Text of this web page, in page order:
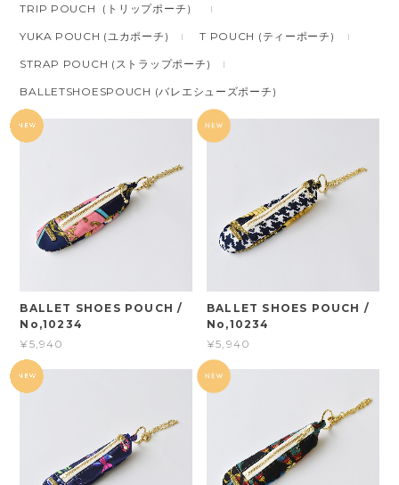
TRIP POUCH（トリップポーチ）
YUKA POUCH (ユカポーチ) T POUCH (ティーポーチ)
STRAP POUCH (ストラップポーチ)
BALLETSHOESPOUCH (バレエシューズポーチ)
BALLET SHOES POUCH /
No,10234
¥5,940
BALLET SHOES POUCH /
No,10234
¥5,940